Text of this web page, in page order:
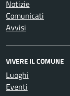
Notizie
Comunicati
Avvisi
VIVERE IL COMUNE
Luoghi
Eventi